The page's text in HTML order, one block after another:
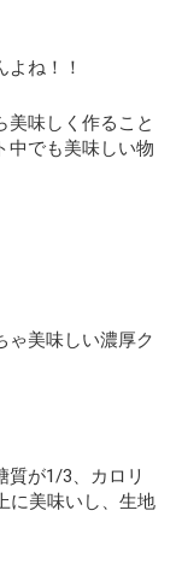
ね！！
美味しく作ること
中でも美味しい物
ゃ美味しい濃厚ク
質が1/3、カロリ
に美味いし、生地